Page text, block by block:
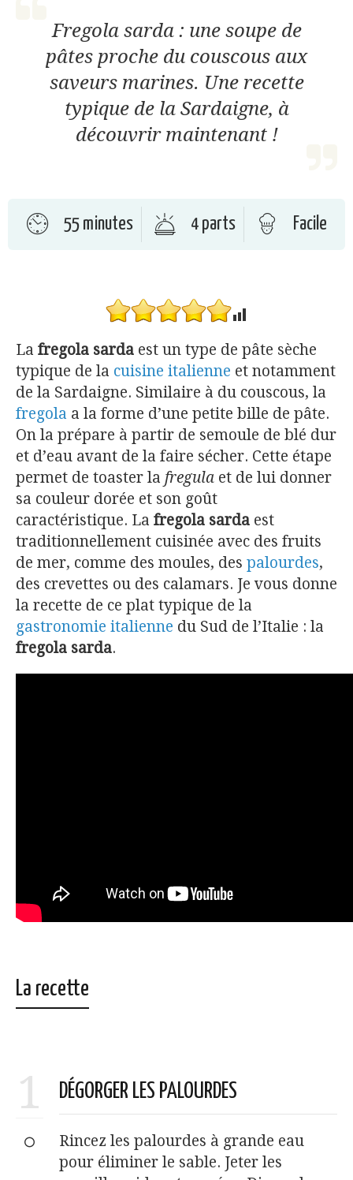
Fregola sarda : une soupe de
pâtes proche du couscous aux
saveurs marines. Une recette
typique de la Sardaigne, à
découvrir maintenant !
55 minutes 4 parts Facile
La fregola sarda est un type de pâte sèche
typique de la cuisine italienne et notamment
de la Sardaigne. Similaire à du couscous, la
fregola a la forme d’une petite bille de pâte.
On la prépare à partir de semoule de blé dur
et d’eau avant de la faire sécher. Cette étape
permet de toaster la fregula et de lui donner
sa couleur dorée et son goût
caractéristique. La fregola sarda est
traditionnellement cuisinée avec des fruits
de mer, comme des moules, des palourdes,
des crevettes ou des calamars. Je vous donne
la recette de ce plat typique de la
gastronomie italienne du Sud de l’Italie : la
fregola sarda.
La recette
1 DÉGORGER LES PALOURDES
Rincez les palourdes à grande eau
pour éliminer le sable. Jeter les